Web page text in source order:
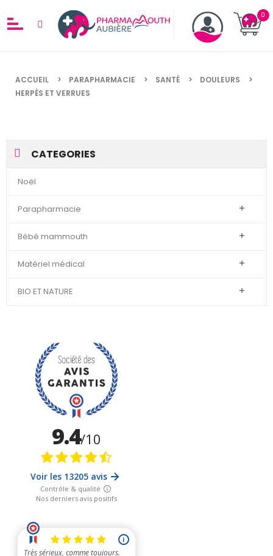
ACCUEIL PARAPHARMACIE SANTÉ
DOULEURS
HERPÈS ET VERRUES
CATEGORIES
Noël
Parapharmacie 
Bébé mammouth 
Matériel médical 
BIO ET NATURE 